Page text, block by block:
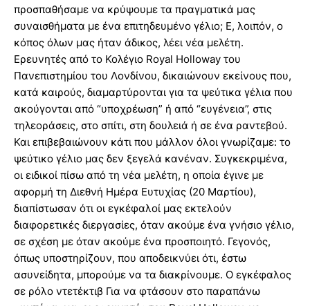
προσπαθήσαμε να κρύψουμε τα πραγματικά μας
συναισθήματα με ένα επιτηδευμένο γέλιο; Ε, λοιπόν, ο
κόπος όλων μας ήταν άδικος, λέει νέα μελέτη.
Ερευνητές από το Κολέγιο Royal Holloway του
Πανεπιστημίου του Λονδίνου, δικαιώνουν εκείνους που,
κατά καιρούς, διαμαρτύρονται για τα ψεύτικα γέλια που
ακούγονται από “υποχρέωση” ή από “ευγένεια”, στις
τηλεοράσεις, στο σπίτι, στη δουλειά ή σε ένα ραντεβού.
Και επιβεβαιώνουν κάτι που μάλλον όλοι γνωρίζαμε: το
ψεύτικο γέλιο μας δεν ξεγελά κανέναν. Συγκεκριμένα,
οι ειδικοί πίσω από τη νέα μελέτη, η οποία έγινε με
αφορμή τη Διεθνή Ημέρα Ευτυχίας (20 Μαρτίου),
διαπίστωσαν ότι οι εγκέφαλοί μας εκτελούν
διαφορετικές διεργασίες, όταν ακούμε ένα γνήσιο γέλιο,
σε σχέση με όταν ακούμε ένα προσποιητό. Γεγονός,
όπως υποστηρίζουν, που αποδεικνύει ότι, έστω
ασυνείδητα, μπορούμε να τα διακρίνουμε. Ο εγκέφαλος
σε ρόλο ντετέκτιβ Για να φτάσουν στο παραπάνω